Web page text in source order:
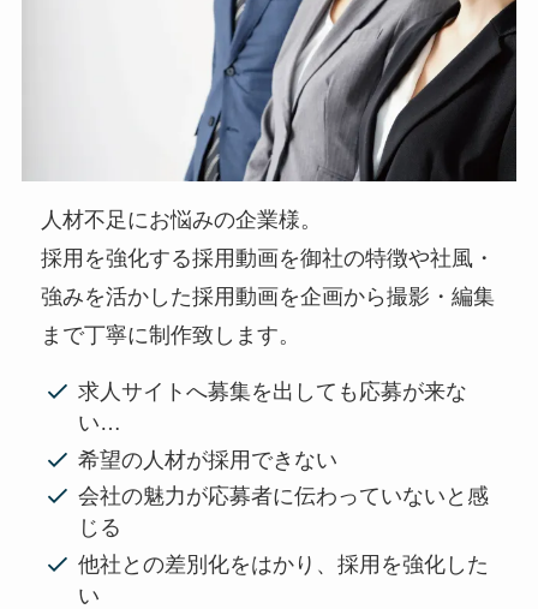
人材不足にお悩みの企業様。
採用を強化する採用動画を御社の特徴や社風・
強みを活かした採用動画を企画から撮影・編集
まで丁寧に制作致します。
求人サイトへ募集を出しても応募が来な
い…
希望の人材が採用できない
会社の魅力が応募者に伝わっていないと感
じる
他社との差別化をはかり、採用を強化した
い